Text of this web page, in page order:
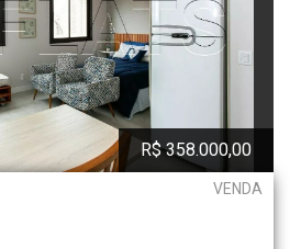
VENDA
R$ 358.000,00